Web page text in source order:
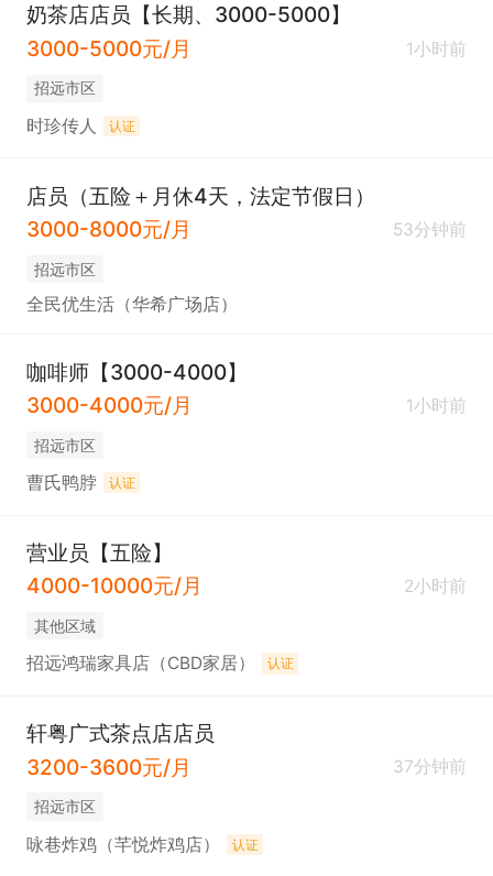
奶茶店店员【长期、3000-5000】
3000-5000元/月
1小时前
招远市区
时珍传人 认证
店员（五险＋月休4天，法定节假日）
3000-8000元/月
53分钟前
招远市区
全民优生活（华希广场店）
咖啡师【3000-4000】
3000-4000元/月
1小时前
招远市区
曹氏鸭脖 认证
营业员【五险】
4000-10000元/月
2小时前
其他区域
招远鸿瑞家具店（CBD家居） 认证
轩粤广式茶点店店员
3200-3600元/月
37分钟前
招远市区
咏巷炸鸡（芊悦炸鸡店） 认证